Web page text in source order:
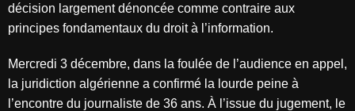
décision largement dénoncée comme contraire aux
principes fondamentaux du droit à l’information.
Mercredi 3 décembre, dans la foulée de l’audience en appel,
la juridiction algérienne a confirmé la lourde peine à
l’encontre du journaliste de 36 ans. À l’issue du jugement, le